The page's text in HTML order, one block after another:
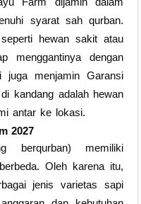
syarat sah qurban.
hewan sakit atau
menggantinya dengan
juga menjamin Garansi
kandang adalah hewan
antar ke lokasi.
2027
berqurban) memiliki
Oleh karena itu,
jenis varietas sapi